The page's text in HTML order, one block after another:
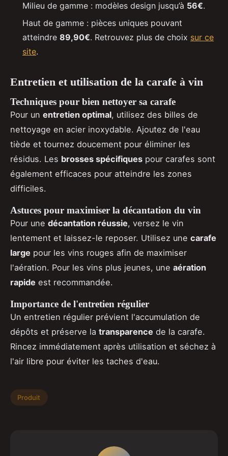
Milieu de gamme : modèles design jusqu’à 56€.
Haut de gamme : pièces uniques pouvant
atteindre 89,90€. Retrouvez plus de choix sur ce
site.
Entretien et utilisation de la carafe à vin
Techniques pour bien nettoyer sa carafe
Pour un entretien optimal, utilisez des billes de
nettoyage en acier inoxydable. Ajoutez de l'eau
tiède et tournez doucement pour éliminer les
résidus. Les brosses spécifiques pour carafes sont
également efficaces pour atteindre les zones
difficiles.
Astuces pour maximiser la décantation du vin
Pour une décantation réussie, versez le vin
lentement et laissez-le reposer. Utilisez une carafe
large pour les vins rouges afin de maximiser
l'aération. Pour les vins plus jeunes, une aération
rapide est recommandée.
Importance de l'entretien régulier
Un entretien régulier prévient l'accumulation de
dépôts et préserve la transparence de la carafe.
Rincez immédiatement après utilisation et séchez à
l'air libre pour éviter les taches d'eau.
Produit